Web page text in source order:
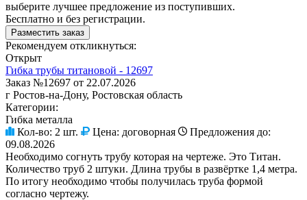
выберите лучшее предложение из поступивших.
Бесплатно и без регистрации.
Разместить заказ
Рекомендуем откликнуться:
Открыт
Гибка трубы титановой - 12697
Заказ №12697 от 22.07.2026
г Ростов-на-Дону, Ростовская область
Категории:
Гибка металла
Кол-во: 2 шт. Цена: договорная
Предложения до:
09.08.2026
Необходимо согнуть трубу которая на чертеже. Это Титан.
Количество труб 2 штуки. Длина трубы в развёртке 1,4 метра.
По итогу необходимо чтобы получилась труба формой
согласно чертежу.